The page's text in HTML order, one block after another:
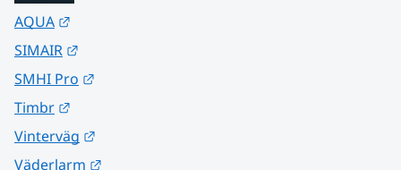
AQUA
SIMAIR
SMHI Pro
Timbr
Vinterväg
Väderlarm